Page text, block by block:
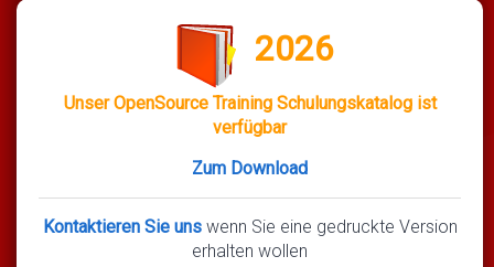
2026
Unser OpenSource Training Schulungskatalog ist
verfügbar
Zum Download
Kontaktieren Sie uns wenn Sie eine gedruckte Version
erhalten wollen